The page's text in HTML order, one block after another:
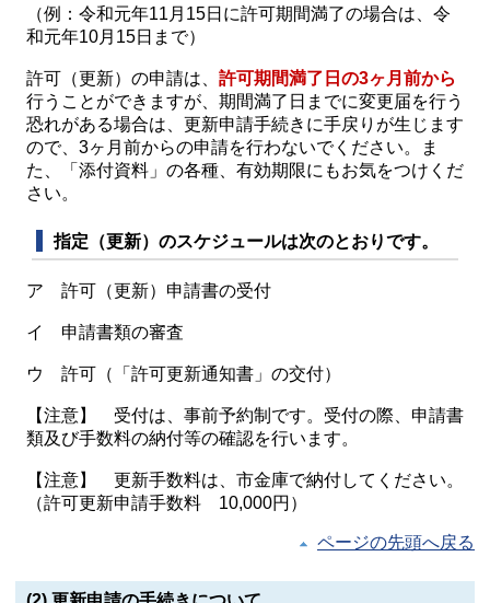
（例：令和元年11月15日に許可期間満了の場合は、令
和元年10月15日まで）
許可（更新）の申請は、 許可期間満了日の3ヶ月前から
行うことができますが、期間満了日までに変更届を行う
恐れがある場合は、更新申請手続きに手戻りが生じます
ので、3ヶ月前からの申請を行わないでください。ま
た、「添付資料」の各種、有効期限にもお気をつけくだ
さい。
指定（更新）のスケジュールは次のとおりです。
ア 許可（更新）申請書の受付
イ 申請書類の審査
ウ 許可（「許可更新通知書」の交付）
【注意】 受付は、事前予約制です。受付の際、申請書
類及び手数料の納付等の確認を行います。
【注意】 更新手数料は、市金庫で納付してください。
（許可更新申請手数料 10,000円）
ページの先頭へ戻る